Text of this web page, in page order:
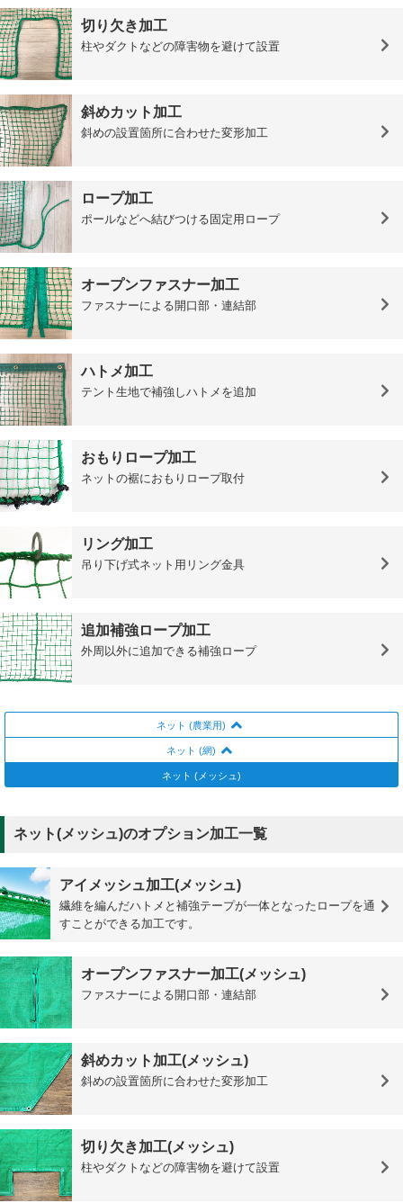
切り欠き加工
柱やダクトなどの障害物を避けて設置
斜めカット加工
斜めの設置箇所に合わせた変形加工
ロープ加工
ポールなどへ結びつける固定用ロープ
オープンファスナー加工
ファスナーによる開口部・連結部
ハトメ加工
テント生地で補強しハトメを追加
おもりロープ加工
ネットの裾におもりロープ取付
リング加工
吊り下げ式ネット用リング金具
追加補強ロープ加工
外周以外に追加できる補強ロープ
ネット (農業用)
ネット (網)
ネット (メッシュ)
ネット(メッシュ)のオプション加工一覧
アイメッシュ加工(メッシュ)
繊維を編んだハトメと補強テープが一体となったロープを通
すことができる加工です。
オープンファスナー加工(メッシュ)
ファスナーによる開口部・連結部
斜めカット加工(メッシュ)
斜めの設置箇所に合わせた変形加工
切り欠き加工(メッシュ)
柱やダクトなどの障害物を避けて設置